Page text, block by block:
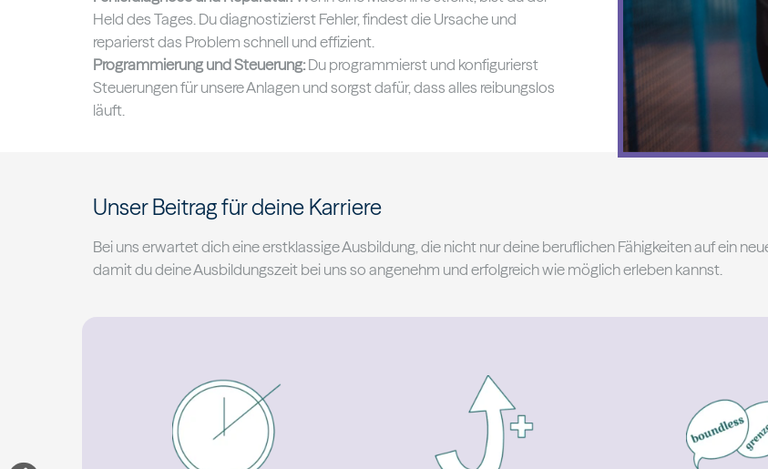
Held des Tages. Du diagnostizierst Fehler, findest die Ursache und
reparierst das Problem schnell und effizient.
Programmierung und Steuerung:Du programmierst und konfigurierst
Steuerungen für unsere Anlagen und sorgst dafür, dass alles reibungslos
läuft.
Unser Beitrag für deine Karriere
Bei uns erwartet dich eine erstklassige Ausbildung, die nicht nur deine beruflichen Fähigkeiten auf ein
damit du deine Ausbildungszeit bei uns so angenehm und erfolgreich wie möglich erleben kannst.